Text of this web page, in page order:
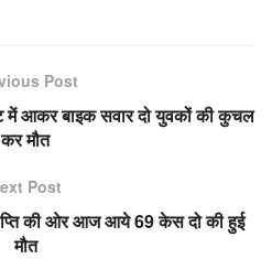
Post
में आकर बाइक सवार दो युवकों की कुचल
कर मौत
Post
की ओर आज आये 69 केस दो की हुई
मौत